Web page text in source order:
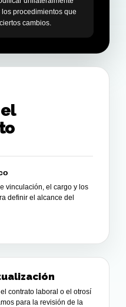
procedimientos que
cambios.
vinculación, el cargo y los
definir el alcance del
contrato laboral o el otrosí
para la revisión de la